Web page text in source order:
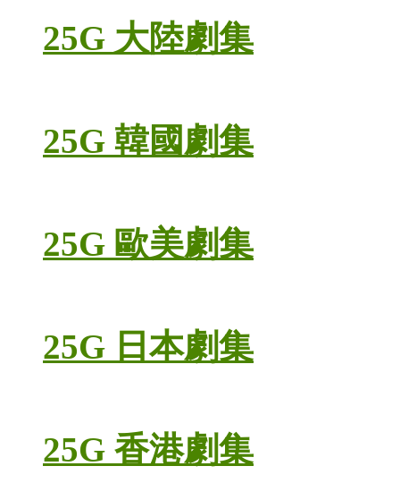
25G 大陸劇集
25G 韓國劇集
25G 歐美劇集
25G 日本劇集
25G 香港劇集